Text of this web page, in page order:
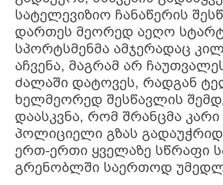
სატელევიზიო ჩანაწერის
დართეს მეორედ აეღო
სპორტსმენმა ამჯერადაც
აჩვენა, მაგრამ არ
ძალაში დატოვეს, რადგან
ხელმეორედ შესწავლის
დაასკვნა, რომ შრანცმა
პოლიციელი გზას
ერთ-ერთი ყველაზე სწრაფი
გრენობლში საერთოდ